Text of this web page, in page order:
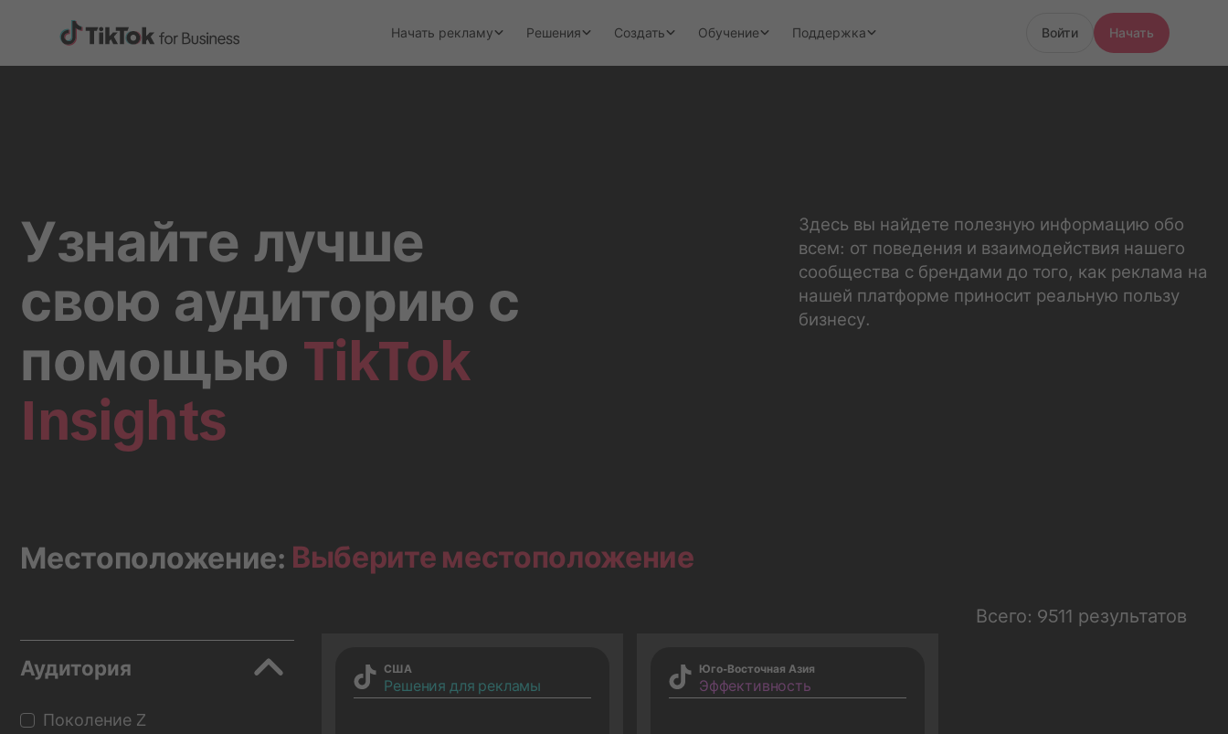
Начать рекламу Решения Создать Обучение Поддержка Войти Начать
Узнайте лучше
свою аудиторию с
помощью TikTok
Insights
Здесь вы найдете полезную информацию обо
всем: от поведения и взаимодействия нашего
сообщества с брендами до того, как реклама на
нашей платформе приносит реальную пользу
бизнесу.
Местоположение: Выберите местоположение
Аудитория
Поколение Z
Всего: 9511 результатов
США
Решения для рекламы
Юго-Восточная Азия
Эффективность